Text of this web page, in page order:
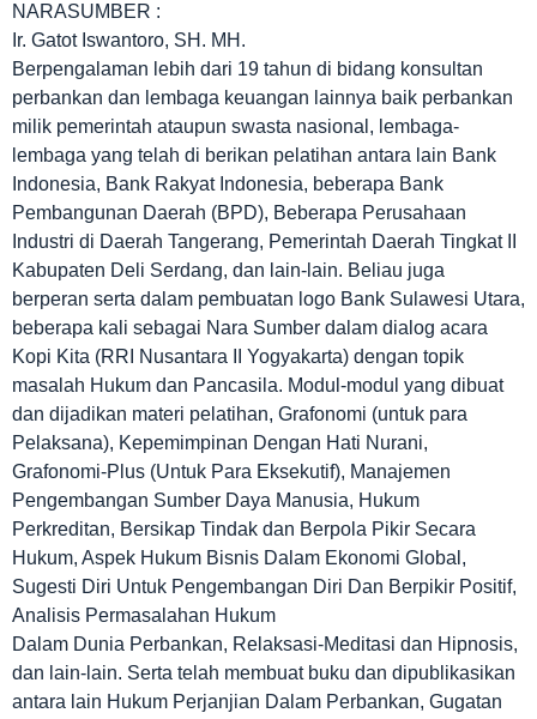
NARASUMBER :
Ir. Gatot Iswantoro, SH. MH.
Berpengalaman lebih dari 19 tahun di bidang konsultan
perbankan dan lembaga keuangan lainnya baik perbankan
milik pemerintah ataupun swasta nasional, lembaga-
lembaga yang telah di berikan pelatihan antara lain Bank
Indonesia, Bank Rakyat Indonesia, beberapa Bank
Pembangunan Daerah (BPD), Beberapa Perusahaan
Industri di Daerah Tangerang, Pemerintah Daerah Tingkat II
Kabupaten Deli Serdang, dan lain-lain. Beliau juga
berperan serta dalam pembuatan logo Bank Sulawesi Utara,
beberapa kali sebagai Nara Sumber dalam dialog acara
Kopi Kita (RRI Nusantara II Yogyakarta) dengan topik
masalah Hukum dan Pancasila. Modul-modul yang dibuat
dan dijadikan materi pelatihan, Grafonomi (untuk para
Pelaksana), Kepemimpinan Dengan Hati Nurani,
Grafonomi-Plus (Untuk Para Eksekutif), Manajemen
Pengembangan Sumber Daya Manusia, Hukum
Perkreditan, Bersikap Tindak dan Berpola Pikir Secara
Hukum, Aspek Hukum Bisnis Dalam Ekonomi Global,
Sugesti Diri Untuk Pengembangan Diri Dan Berpikir Positif,
Analisis Permasalahan Hukum
Dalam Dunia Perbankan, Relaksasi-Meditasi dan Hipnosis,
dan lain-lain. Serta telah membuat buku dan dipublikasikan
antara lain Hukum Perjanjian Dalam Perbankan, Gugatan